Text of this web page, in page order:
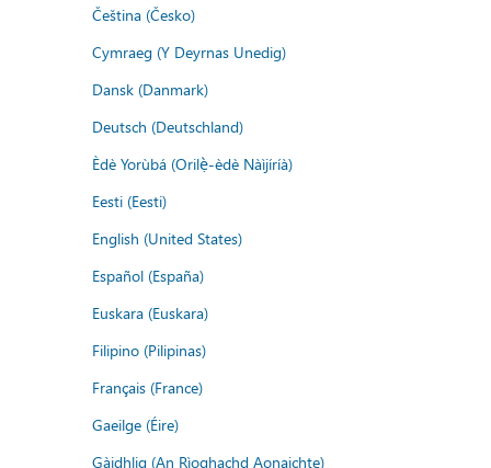
Čeština (Česko)
Cymraeg (Y Deyrnas Unedig)
Dansk (Danmark)
Deutsch (Deutschland)
Èdè Yorùbá (Orilẹ̀-èdè Nàìjíríà)
Eesti (Eesti)
English (United States)
Español (España)
Euskara (Euskara)
Filipino (Pilipinas)
Français (France)
Gaeilge (Éire)
Gàidhlig (An Rìoghachd Aonaichte)